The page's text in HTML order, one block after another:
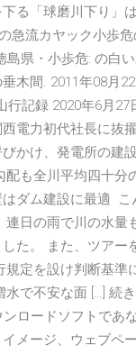
る「球磨川下り」
急流カヤック小歩
島県・小歩危: の白
木間. 2011年08月
行記録 2020年6月27
電力初代社長に抜
かけ、発電所の建
配も全川平均四十分
ダム建設に最適 こ
連日の雨で川の水量
た。 また、ツアー
規定を設け判断基準
水で不安な面 […] 続
ロードソフトであ
メージ、ウェブペ